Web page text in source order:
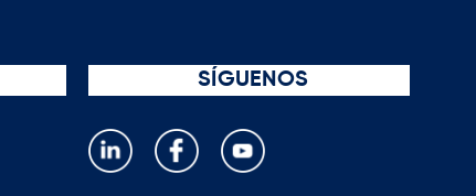
SÍGUENOS